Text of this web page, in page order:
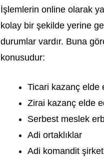
İşlemlerin online olarak
kolay bir şekilde yerine
durumlar vardır. Buna
konusudur:
Ticari kazanç elde
Zirai kazanç elde
Serbest meslek
Adi ortaklıklar
Adi komandit